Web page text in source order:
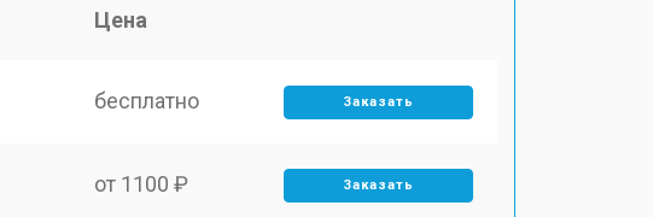
Цена
бесплатно Заказать
от 1100 ₽ Заказать